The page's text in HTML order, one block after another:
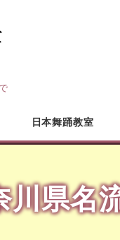
日本舞踊教室
川県名